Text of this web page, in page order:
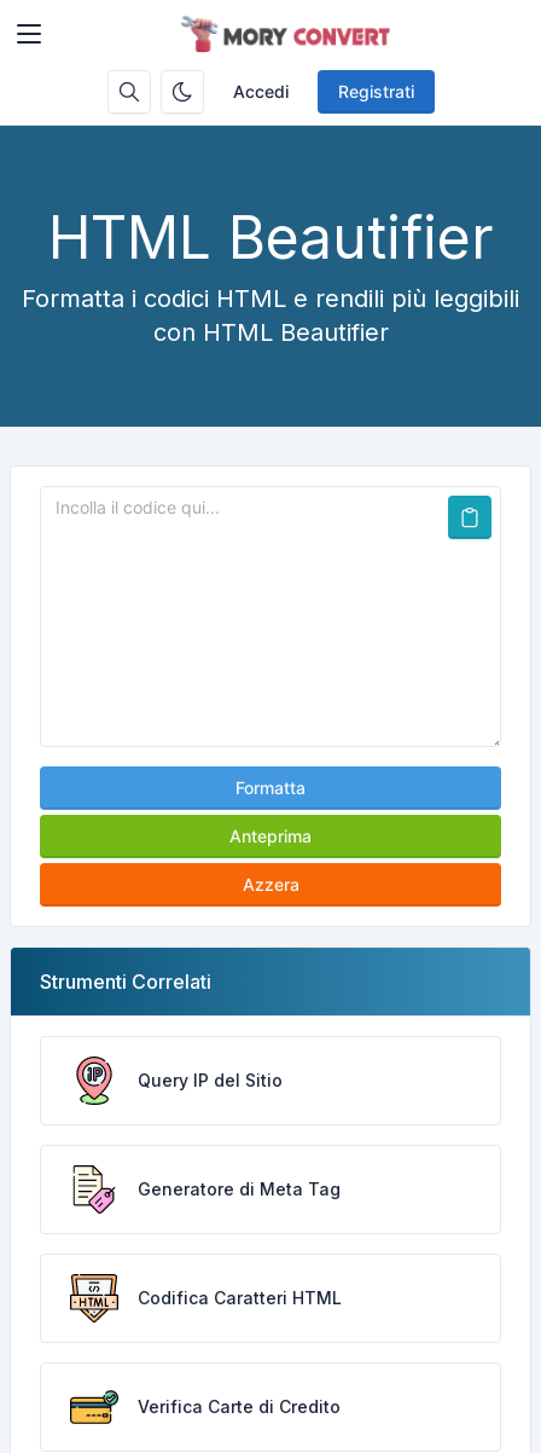
Accedi Registrati
HTML Beautifier
Formatta i codici HTML e rendili più leggibili
con HTML Beautifier
Formatta
Anteprima
Azzera
Strumenti Correlati
Query IP del Sitio
Generatore di Meta Tag
Codifica Caratteri HTML
Verifica Carte di Credito